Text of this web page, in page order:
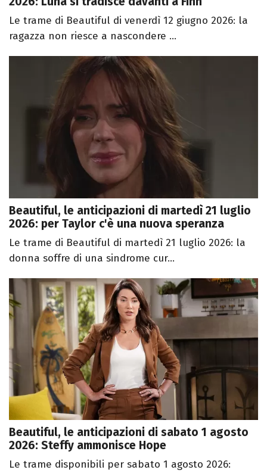
Le trame di Beautiful di venerdì 12 giugno 2026: la
ragazza non riesce a nascondere ...
Beautiful, le anticipazioni di martedì 21 luglio
2026: per Taylor c'è una nuova speranza
Le trame di Beautiful di martedì 21 luglio 2026: la
donna soffre di una sindrome cur...
Beautiful, le anticipazioni di sabato 1 agosto
2026: Steffy ammonisce Hope
Le trame disponibili per sabato 1 agosto 2026: